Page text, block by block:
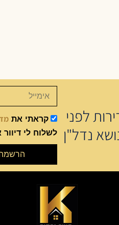
לפני
נדל"ן
קראתי את
לשלוח לי